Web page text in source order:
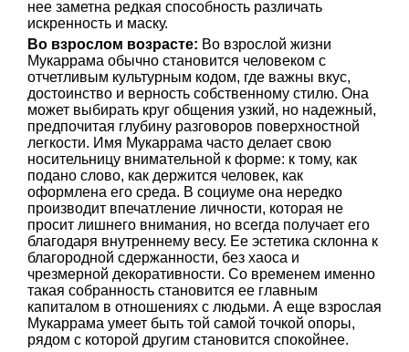
нее заметна редкая способность различать
искренность и маску.
Во взрослом возрасте: Во взрослой жизни
Мукаррама обычно становится человеком с
отчетливым культурным кодом, где важны вкус,
достоинство и верность собственному стилю. Она
может выбирать круг общения узкий, но надежный,
предпочитая глубину разговоров поверхностной
легкости. Имя Мукаррама часто делает свою
носительницу внимательной к форме: к тому, как
подано слово, как держится человек, как
оформлена его среда. В социуме она нередко
производит впечатление личности, которая не
просит лишнего внимания, но всегда получает его
благодаря внутреннему весу. Ее эстетика склонна к
благородной сдержанности, без хаоса и
чрезмерной декоративности. Со временем именно
такая собранность становится ее главным
капиталом в отношениях с людьми. А еще взрослая
Мукаррама умеет быть той самой точкой опоры,
рядом с которой другим становится спокойнее.